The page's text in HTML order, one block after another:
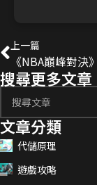
上一篇
搜尋更多文章
文章分類
代儲原理
遊戲攻略